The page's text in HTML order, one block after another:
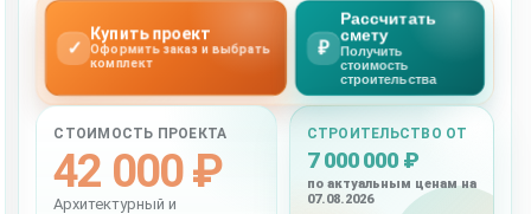
СТОИМОСТЬ ПРОЕКТА
42 000 ₽
Архитектурный и
СТРОИТЕЛЬСТВО ОТ
7 000 000 ₽
по актуальным ценам на
07.08.2026
✓
Купить проект
Оформить заказ и выбрать
комплект
₽
Рассчитать
смету
Получить
стоимость
строительства